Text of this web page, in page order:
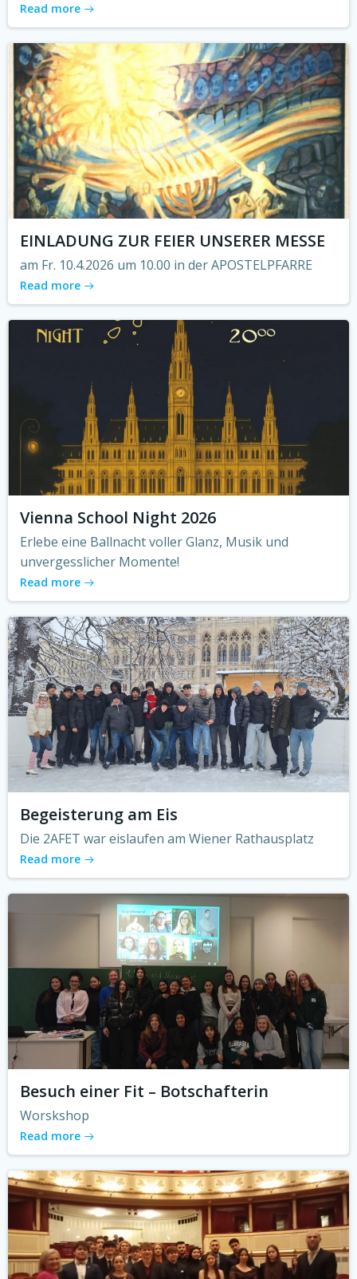
Read more
EINLADUNG ZUR FEIER UNSERER MESSE
am Fr. 10.4.2026 um 10.00 in der APOSTELPFARRE
Read more
Vienna School Night 2026
Erlebe eine Ballnacht voller Glanz, Musik und
unvergesslicher Momente!
Read more
Begeisterung am Eis
Die 2AFET war eislaufen am Wiener Rathausplatz
Read more
Besuch einer Fit – Botschafterin
Worskshop
Read more